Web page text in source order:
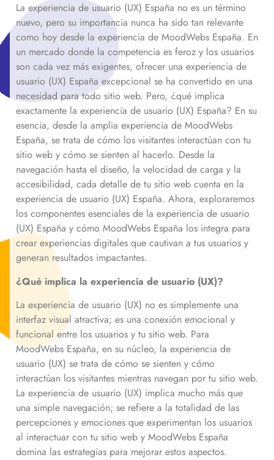
La experiencia de usuario (UX) España no es un término
nuevo, pero su importancia nunca ha sido tan relevante
como hoy desde la experiencia de MoodWebs España. En
un mercado donde la competencia es feroz y los usuarios
son cada vez más exigentes, ofrecer una experiencia de
usuario (UX) España excepcional se ha convertido en una
necesidad para todo sitio web. Pero, ¿qué implica
exactamente la experiencia de usuario (UX) España? En su
esencia, desde la amplia experiencia de MoodWebs
España, se trata de cómo los visitantes interactúan con tu
sitio web y cómo se sienten al hacerlo. Desde la
navegación hasta el diseño, la velocidad de carga y la
accesibilidad, cada detalle de tu sitio web cuenta en la
experiencia de usuario (UX) España. Ahora, exploraremos
los componentes esenciales de la experiencia de usuario
(UX) España y cómo MoodWebs España los integra para
crear experiencias digitales que cautivan a tus usuarios y
generan resultados impactantes.
¿Qué implica la experiencia de usuario (UX)?
La experiencia de usuario (UX) no es simplemente una
interfaz visual atractiva; es una conexión emocional y
funcional entre los usuarios y tu sitio web. Para
MoodWebs España, en su núcleo, la experiencia de
usuario (UX) se trata de cómo se sienten y cómo
interactúan los visitantes mientras navegan por tu sitio web.
La experiencia de usuario (UX) implica mucho más que
una simple navegación; se refiere a la totalidad de las
percepciones y emociones que experimentan los usuarios
al interactuar con tu sitio web y MoodWebs España
domina las estrategias para mejorar estos aspectos.